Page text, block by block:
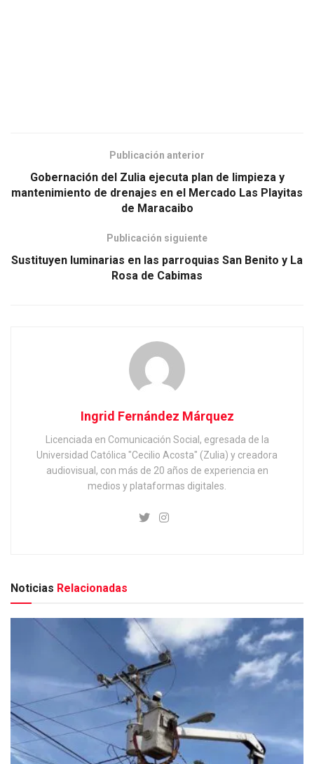
Publicación anterior
Gobernación del Zulia ejecuta plan de limpieza y
mantenimiento de drenajes en el Mercado Las Playitas
de Maracaibo
Publicación siguiente
Sustituyen luminarias en las parroquias San Benito y La
Rosa de Cabimas
Ingrid Fernández Márquez
Licenciada en Comunicación Social, egresada de la
Universidad Católica "Cecilio Acosta" (Zulia) y creadora
audiovisual, con más de 20 años de experiencia en
medios y plataformas digitales.
Noticias Relacionadas